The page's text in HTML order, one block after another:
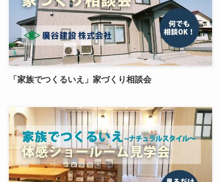
「家族でつくるいえ」家づくり相談会